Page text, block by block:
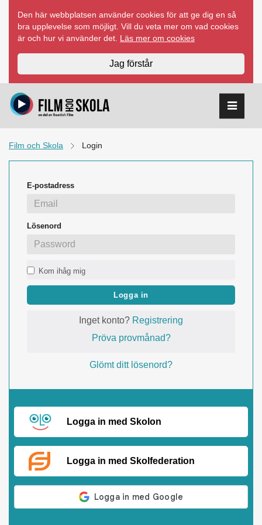
innehåll
Den här webbplatsen använder cookies för att ge dig en så
bra upplevelse som möjligt. Vill du veta mer om vad cookies
är och hur vi använder det. Läs mer om cookies
Jag förstår
Film och Skola Login
E-postadress
Lösenord
Kom ihåg mig
Logga in
Inget konto? Registrering
Pröva provmånad?
Glömt ditt lösenord?
Logga in med Skolon
Logga in med Skolfederation